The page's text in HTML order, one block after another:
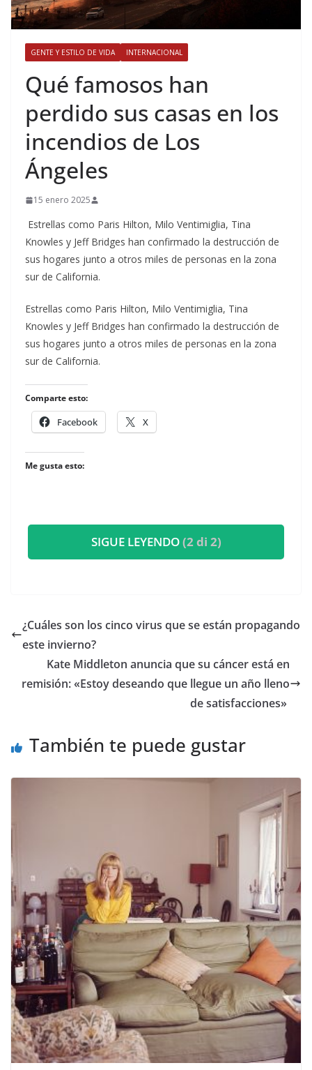
GENTE Y ESTILO DE VIDA INTERNACIONAL
​Qué famosos han
perdido sus casas en los
incendios de Los
Ángeles
15 enero 2025
Estrellas como Paris Hilton, Milo Ventimiglia, Tina
Knowles y Jeff Bridges han confirmado la destrucción de
sus hogares junto a otros miles de personas en la zona
sur de California.
​Estrellas como Paris Hilton, Milo Ventimiglia, Tina
Knowles y Jeff Bridges han confirmado la destrucción de
sus hogares junto a otros miles de personas en la zona
sur de California.
Comparte esto:
Facebook X
Me gusta esto:
SIGUE LEYENDO(2 di 2)
¿Cuáles son los cinco virus que se están propagando
este invierno?
​Kate Middleton anuncia que su cáncer está en
remisión: «Estoy deseando que llegue un año lleno
de satisfacciones»
También te puede gustar